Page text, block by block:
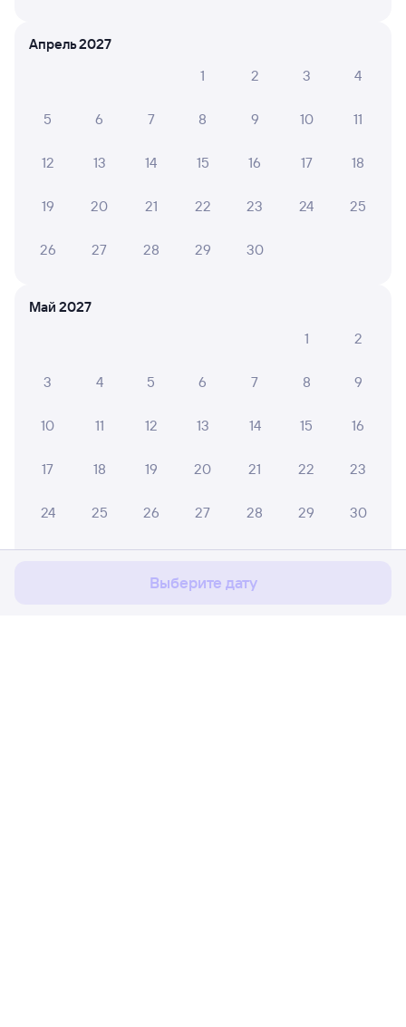
Мы используем cookies для более удобной работы
Апрель 2027
1
2 3 4
5 6 7 8 9 10 11
12 13 14 15 16 17 18
19 20 21 22 23 24 25
26 27 28 29 30
Май 2027
1
2
3 4 5 6 7 8 9
10 11 12 13 14 15 16
17 18 19 20 21 22 23
24 25 26 27 28 29 30
Выберите дату